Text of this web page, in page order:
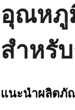
อุณหภู
สำหรั
แนะนำผลิต